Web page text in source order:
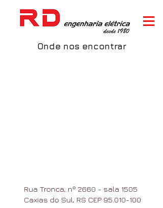
Onde nos encontrar
Rua Tronca, nº 2660 - sala 1505
Caxias do Sul, RS CEP 95.010-100